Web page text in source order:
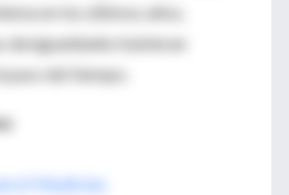
en los últimos años,
desigualdades hubieran
del tiempo.
of Medicine